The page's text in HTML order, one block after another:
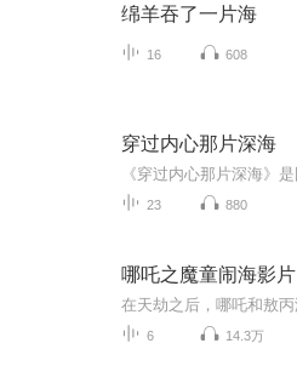
绵羊吞了一片海
16 608
穿过内心那片深海
23 880
哪吒之魔童闹海影片
6 14.3万